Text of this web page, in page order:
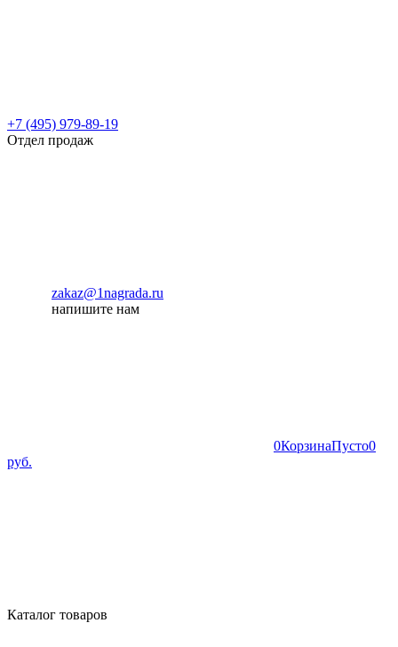
+7 (495) 979-89-19
Отдел продаж
zakaz@1nagrada.ru
напишите нам
0КорзинаПусто0
руб.
Каталог товаров